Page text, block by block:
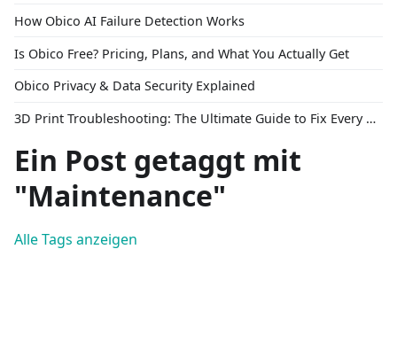
How Obico AI Failure Detection Works
Is Obico Free? Pricing, Plans, and What You Actually Get
Obico Privacy & Data Security Explained
3D Print Troubleshooting: The Ultimate Guide to Fix Every Common Problem [2026]
Ein Post getaggt mit
"Maintenance"
Alle Tags anzeigen